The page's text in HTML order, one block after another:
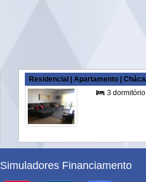
41,00 m² A. Útil |
Residencial | Apartamento |
 3 dormitório |
Simuladores Financiamento